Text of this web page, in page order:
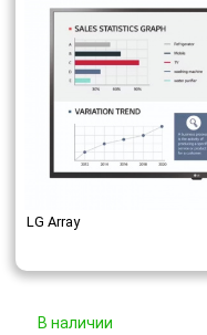
LG Array
В наличии